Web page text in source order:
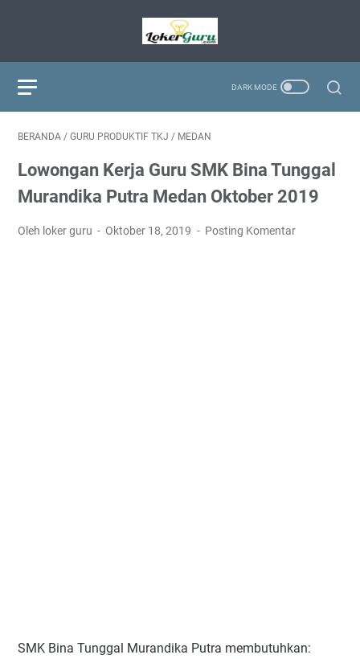
BERANDA / GURU PRODUKTIF TKJ / MEDAN
Lowongan Kerja Guru SMK Bina Tunggal
Murandika Putra Medan Oktober 2019
Oleh loker guru Oktober 18, 2019 Posting Komentar
SMK Bina Tunggal Murandika Putra membutuhkan: